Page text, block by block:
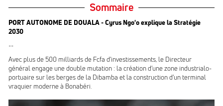
Sommaire
PORT AUTONOME DE DOUALA - Cyrus Ngo'o explique la Stratégie
2030
--
Avec plus de 500 milliards de Fcfa d'investissements, le Directeur
général engage une double mutation : la création d'une zone industrialo-
portuaire sur les berges de la Dibamba et la construction d'un terminal
vraquier moderne à Bonabéri.